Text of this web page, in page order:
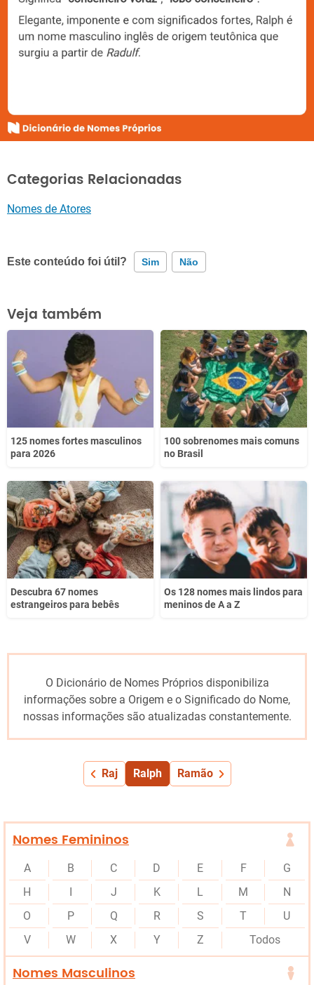
Categorias Relacionadas
Nomes de Atores
Este conteúdo foi útil? Sim Não
Este conteúdo contém informação incorreta
Este conteúdo não tem a informação que procuro
Veja também
125 nomes fortes masculinos
para 2026
100 sobrenomes mais comuns
no Brasil
Descubra 67 nomes
estrangeiros para bebês
Os 128 nomes mais lindos para
meninos de A a Z
O Dicionário de Nomes Próprios disponibiliza
informações sobre a Origem e o Significado do Nome,
nossas informações são atualizadas constantemente.
Raj Ralph Ramão
Nomes Femininos
A B C D E F
G
H
J K L M
N
O
P Q R S T
U
V
W X Y Z Todos
Nomes Masculinos